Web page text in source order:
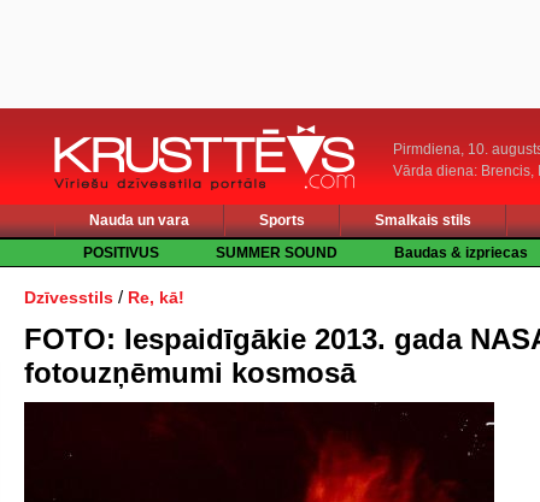
Pirmdiena, 10.
Vārda diena: Brencis,
Nauda un vara Sports
Smalkais stils
POSITIVUS
SUMMER SOUND Baudas & izpriecas
Dzīvesstils / Re, kā!
FOTO: Iespaidīgākie 2013. gada
fotouzņēmumi kosmosā